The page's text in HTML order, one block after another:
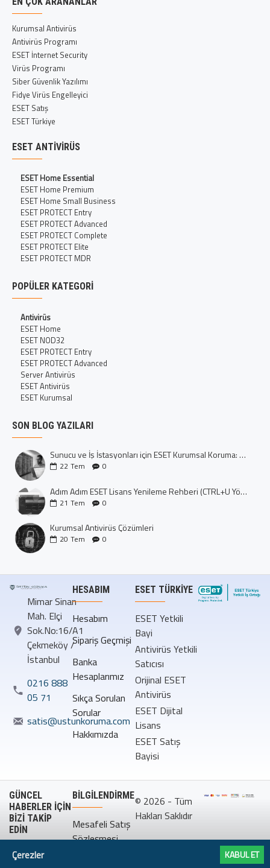
Kurumsal Antivirüs
Antivirüs Programı
ESET İnternet Security
Virüs Programı
Siber Güvenlik Yazılımı
Fidye Virüs Engelleyici
ESET Satış
ESET Türkiye
ESET ANTIVIRÜS
ESET Home Essential
ESET Home Premium
ESET Home Small Business
ESET PROTECT Entry
ESET PROTECT Advanced
ESET PROTECT Complete
ESET PROTECT Elite
ESET PROTECT MDR
POPÜLER KATEGORI
Antivirüs
ESET Home
ESET NOD32
ESET PROTECT Entry
ESET PROTECT Advanced
Server Antivirüs
ESET Antivirüs
ESET Kurumsal
SON BLOG YAZILARI
Sunucu ve İş İstasyonları için ESET Kurumsal Koruma: Dijital Kalenizi İnşa Edin
22 Tem 0
Adım Adım ESET Lisans Yenileme Rehberi (CTRL+U Yöntemi)
21 Tem 0
Kurumsal Antivirüs Çözümleri
20 Tem 0
Mimar Sinan
Mah. Elçi
Sok.No:16/A1
Çekmeköy /
İstanbul
0216 888
05 71
satis@ustunkoruma.com
HESABIM
Hesabım
Sipariş Geçmişi
Banka
Hesaplarımız
Sıkça Sorulan
Sorular
Hakkımızda
ESET TÜRKIYE
ESET Yetkili
Bayi
Antivirüs Yetkili
Satıcısı
Orijinal ESET
Antivirüs
ESET Dijital
Lisans
ESET Satış
Bayisi
GÜNCEL
HABERLER İÇİN
BİZİ TAKİP
EDİN
BILGILENDIRME
Mesafeli Satış
Sözleşmesi
© 2026 - Tüm
Hakları Saklıdır
KABUL ET
Çerezler